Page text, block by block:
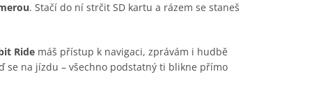
. Stačí do ní strčit SD kartu a rázem se staneš
Ride máš přístup k navigaci, zprávám i hudbě
se na jízdu – všechno podstatný ti blikne přímo